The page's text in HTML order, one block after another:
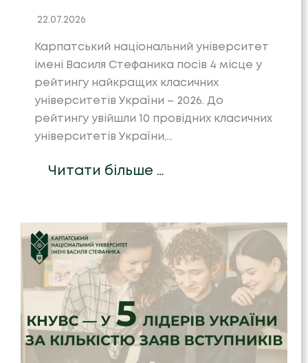
22.07.2026
Карпатський національний університет
імені Василя Стефаника посів 4 місце у
рейтингу найкращих класичних
університетів України – 2026. До
рейтингу увійшли 10 провідних класичних
університетів України,…
Читати більше …